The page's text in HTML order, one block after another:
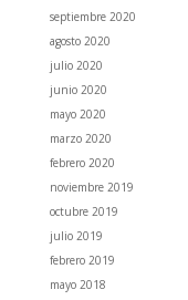
septiembre 2020
agosto 2020
julio 2020
junio 2020
mayo 2020
marzo 2020
febrero 2020
noviembre 2019
octubre 2019
julio 2019
febrero 2019
mayo 2018